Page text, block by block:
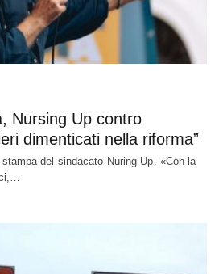
Nursing Up contro
dimenticati nella riforma”
del sindacato Nuring Up. «Con la